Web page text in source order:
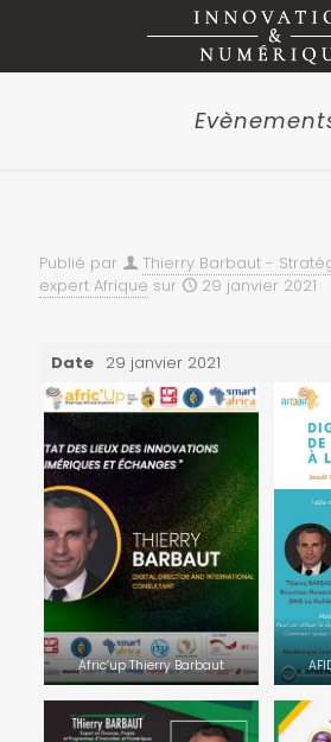
Publié par
Thierry Barbaut -
expert Afrique sur 29 janvier 2021
Date 29 janvier 2021
Afric’up Thierry Barbaut